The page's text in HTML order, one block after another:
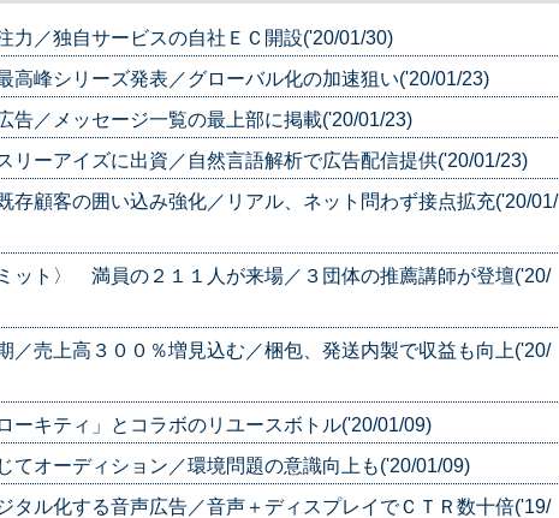
力／独自サービスの自社ＥＣ開設('20/01/30)
高峰シリーズ発表／グローバル化の加速狙い('20/01/23)
告／メッセージ一覧の最上部に掲載('20/01/23)
リーアイズに出資／自然言語解析で広告配信提供('20/01/23)
存顧客の囲い込み強化／リアル、ネット問わず接点拡充('20/01/
ット〉 満員の２１１人が来場／３団体の推薦講師が登壇('20/
売上高３００％増見込む／梱包、発送内製で収益も向上('20/
ーキティ」とコラボのリユースボトル('20/01/09)
てオーディション／環境問題の意識向上も('20/01/09)
タル化する音声広告／音声＋ディスプレイでＣＴＲ数十倍('19/